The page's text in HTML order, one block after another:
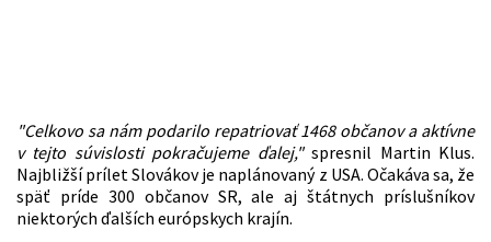
"Celkovo sa nám podarilo repatriovať 1468 občanov a aktívne
v tejto súvislosti pokračujeme ďalej,"spresnil Martin Klus.
Najbližší prílet Slovákov je naplánovaný z USA. Očakáva sa, že
späť príde 300 občanov SR, ale aj štátnych príslušníkov
niektorých ďalších európskych krajín.